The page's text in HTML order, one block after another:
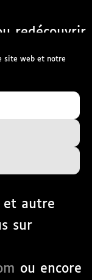
site web et notre
redécouvrir
au volant
» de
fait pour
par un de
notre
visuel.
et autre
sur
ou encore